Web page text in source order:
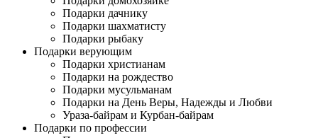
Подарки дачнику
Подарки шахматисту
Подарки рыбаку
Подарки верующим
Подарки христианам
Подарки на рождество
Подарки мусульманам
Подарки на День Веры, Надежды и Любви
Ураза-байрам и Курбан-байрам
Подарки по профессии